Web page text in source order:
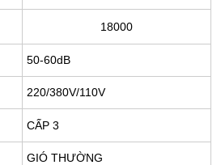
18000
50-60dB
220/380V/110V
CẤP 3
GIÓ THƯỜNG